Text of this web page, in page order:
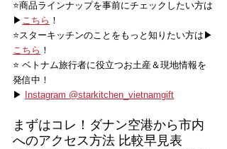
⭐️商品ラインナップを事前にチェックしたい方は
▶ こちら ！
⭐️スターキッチンのことをもっと知りたい方は▶
こちら ！
⭐️ ベトナム旅行者に役立つお土産＆現地情報を
発信中！
▶
Instagram @starkitchen_vietnamgift
まずはコレ！ダナン空港から市内
へのアクセス方法 比較早見表